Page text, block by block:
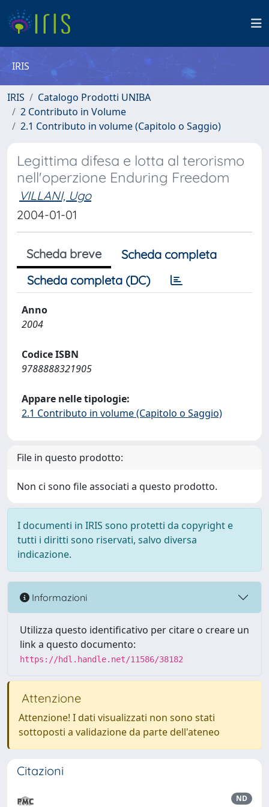
IRIS
IRIS
Catalogo Prodotti UNIBA
2 Contributo in Volume
2.1 Contributo in volume (Capitolo o Saggio)
Legittima difesa e lotta al terorismo
nell'operzione Enduring Freedom
VILLANI, Ugo
2004-01-01
Scheda breve
Scheda completa
Scheda completa (DC)
Anno
2004
Codice ISBN
9788888321905
Appare nelle tipologie:
2.1 Contributo in volume (Capitolo o Saggio)
File in questo prodotto:
Non ci sono file associati a questo prodotto.
I documenti in IRIS sono protetti da copyright e
tutti i diritti sono riservati, salvo diversa
indicazione.
Informazioni
Utilizza questo identificativo per citare o creare un
link a questo documento:
https://hdl.handle.net/11586/38182
Attenzione
Attenzione! I dati visualizzati non sono stati
sottoposti a validazione da parte dell'ateneo
Citazioni
ND